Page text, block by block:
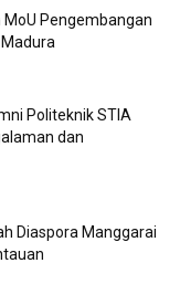
MoU Pengembangan
Politeknik STIA
dan
Diaspora Manggarai